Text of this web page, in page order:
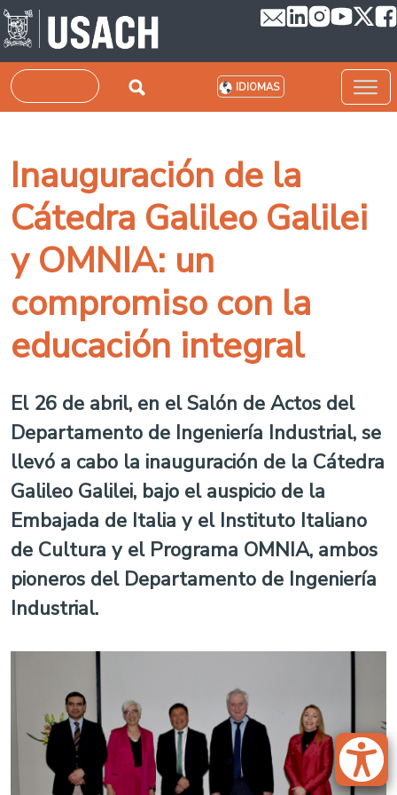
Pasar al contenido principal
Buscar IDIOMAS
Inauguración de la
Cátedra Galileo Galilei
y OMNIA: un
compromiso con la
educación integral
El 26 de abril, en el Salón de Actos del
Departamento de Ingeniería Industrial, se
llevó a cabo la inauguración de la Cátedra
Galileo Galilei, bajo el auspicio de la
Embajada de Italia y el Instituto Italiano
de Cultura y el Programa OMNIA, ambos
pioneros del Departamento de Ingeniería
Industrial.